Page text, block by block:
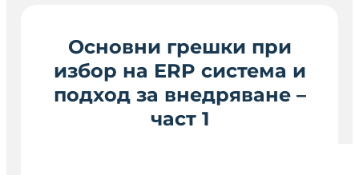
Основни грешки при
избор на ERP система и
подход за внедряване –
част 1